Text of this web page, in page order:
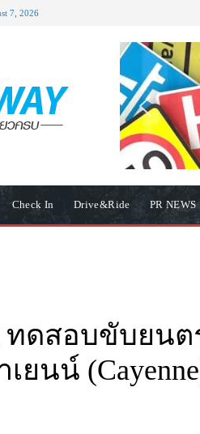
7, 2026
Check In Drive&Ride PR NEWS
ทดสอบขับยนต
ยนน์